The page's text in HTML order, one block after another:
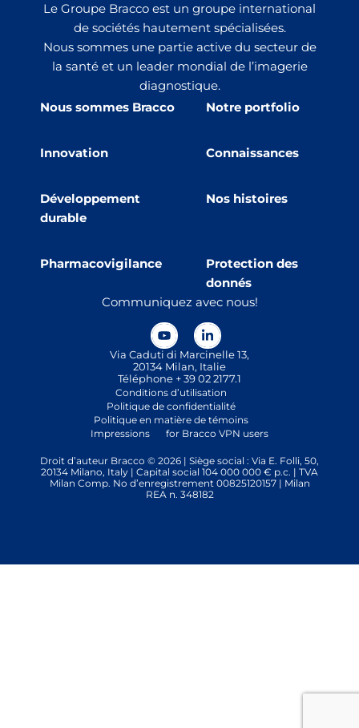
Le Groupe Bracco est un groupe international
de sociétés hautement spécialisées.
Nous sommes une partie active du secteur de
la santé et un leader mondial de l’imagerie
diagnostique.
Nous sommes Bracco
Notre portfolio
Innovation Connaissances
Développement
durable
Nos histoires
Pharmacovigilance
Protection des
donnés
Communiquez avec nous!
Via Caduti di Marcinelle 13,
20134 Milan, Italie
Téléphone + 39 02 2177.1
Conditions d’utilisation
Politique de confidentialité
Politique en matière de témoins
Impressions
for Bracco VPN users
Droit d’auteur Bracco © 2026 | Siège social : Via E. Folli, 50,
20134 Milano, Italy | Capital social 104 000 000 € p.c. | TVA
Milan Comp. No d’enregistrement 00825120157 | Milan
REA n. 348182